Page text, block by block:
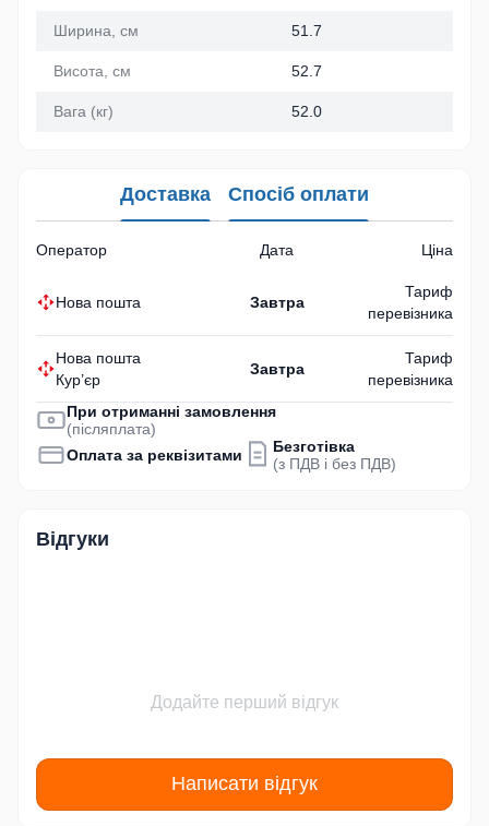
Ширина, см 51.7
Висота, см 52.7
Вага (кг) 52.0
Доставка Спосіб оплати
Оператор Дата Ціна
Нова пошта Завтра
Тариф
перевізника
Нова пошта
Кур’єр
Завтра
Тариф
перевізника
При отриманні замовлення
(післяплата)
Оплата за реквізитами
Безготівка
(з ПДВ і без ПДВ)
Відгуки
Додайте перший відгук
Написати відгук